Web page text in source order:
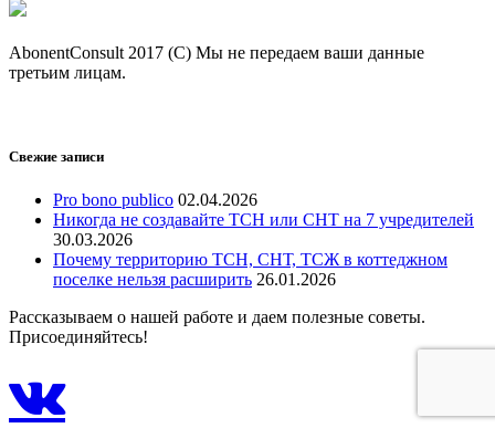
AbonentConsult 2017 (C) Мы не передаем ваши данные
третьим лицам.
Свежие записи
Pro bono publico 02.04.2026
Никогда не создавайте ТСН или СНТ на 7 учредителей
30.03.2026
Почему территорию ТСН, СНТ, ТСЖ в коттеджном
поселке нельзя расширить 26.01.2026
Рассказываем о нашей работе и даем полезные советы.
Присоединяйтесь!